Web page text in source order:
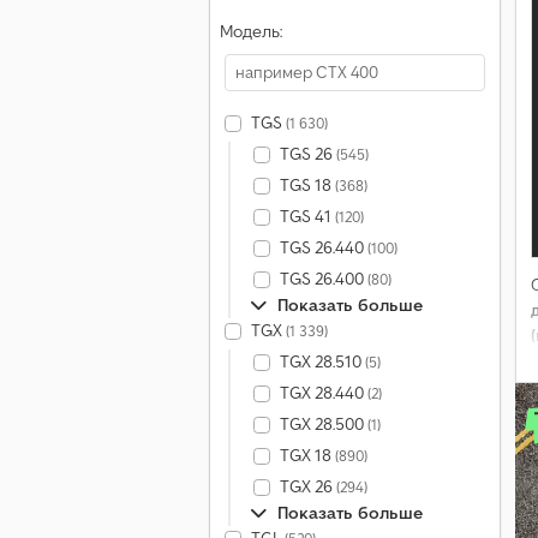
Модель:
TGS (1 630)
TGS 26(545)
TGS 18 (368)
TGS 41 (120)
TGS 26.440(100)
TGS 26.400(80)
Показать больше
TGX(1 339)
TGX 28.510(5)
TGX 28.440(2)
TGX 28.500(1)
TGX 18 (890)
TGX 26(294)
Показать больше